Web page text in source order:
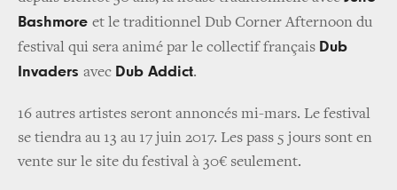
Bashmore et le traditionnel Dub Corner Afternoon du
festival qui sera animé par le collectif français Dub
Invaders avec Dub Addict.
16 autres artistes seront annoncés mi-mars. Le festival
se tiendra au 13 au 17 juin 2017. Les pass 5 jours sont en
vente sur le site du festival à 30€ seulement.